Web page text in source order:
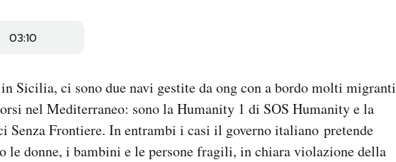
03:10
Sicilia, ci sono due navi gestite da ong con a bordo molti migranti
nel Mediterraneo: sono la Humanity 1 di SOS Humanity e la
Senza Frontiere. In entrambi i casi il governo italiano pretende
le donne, i bambini e le persone fragili, in chiara violazione della